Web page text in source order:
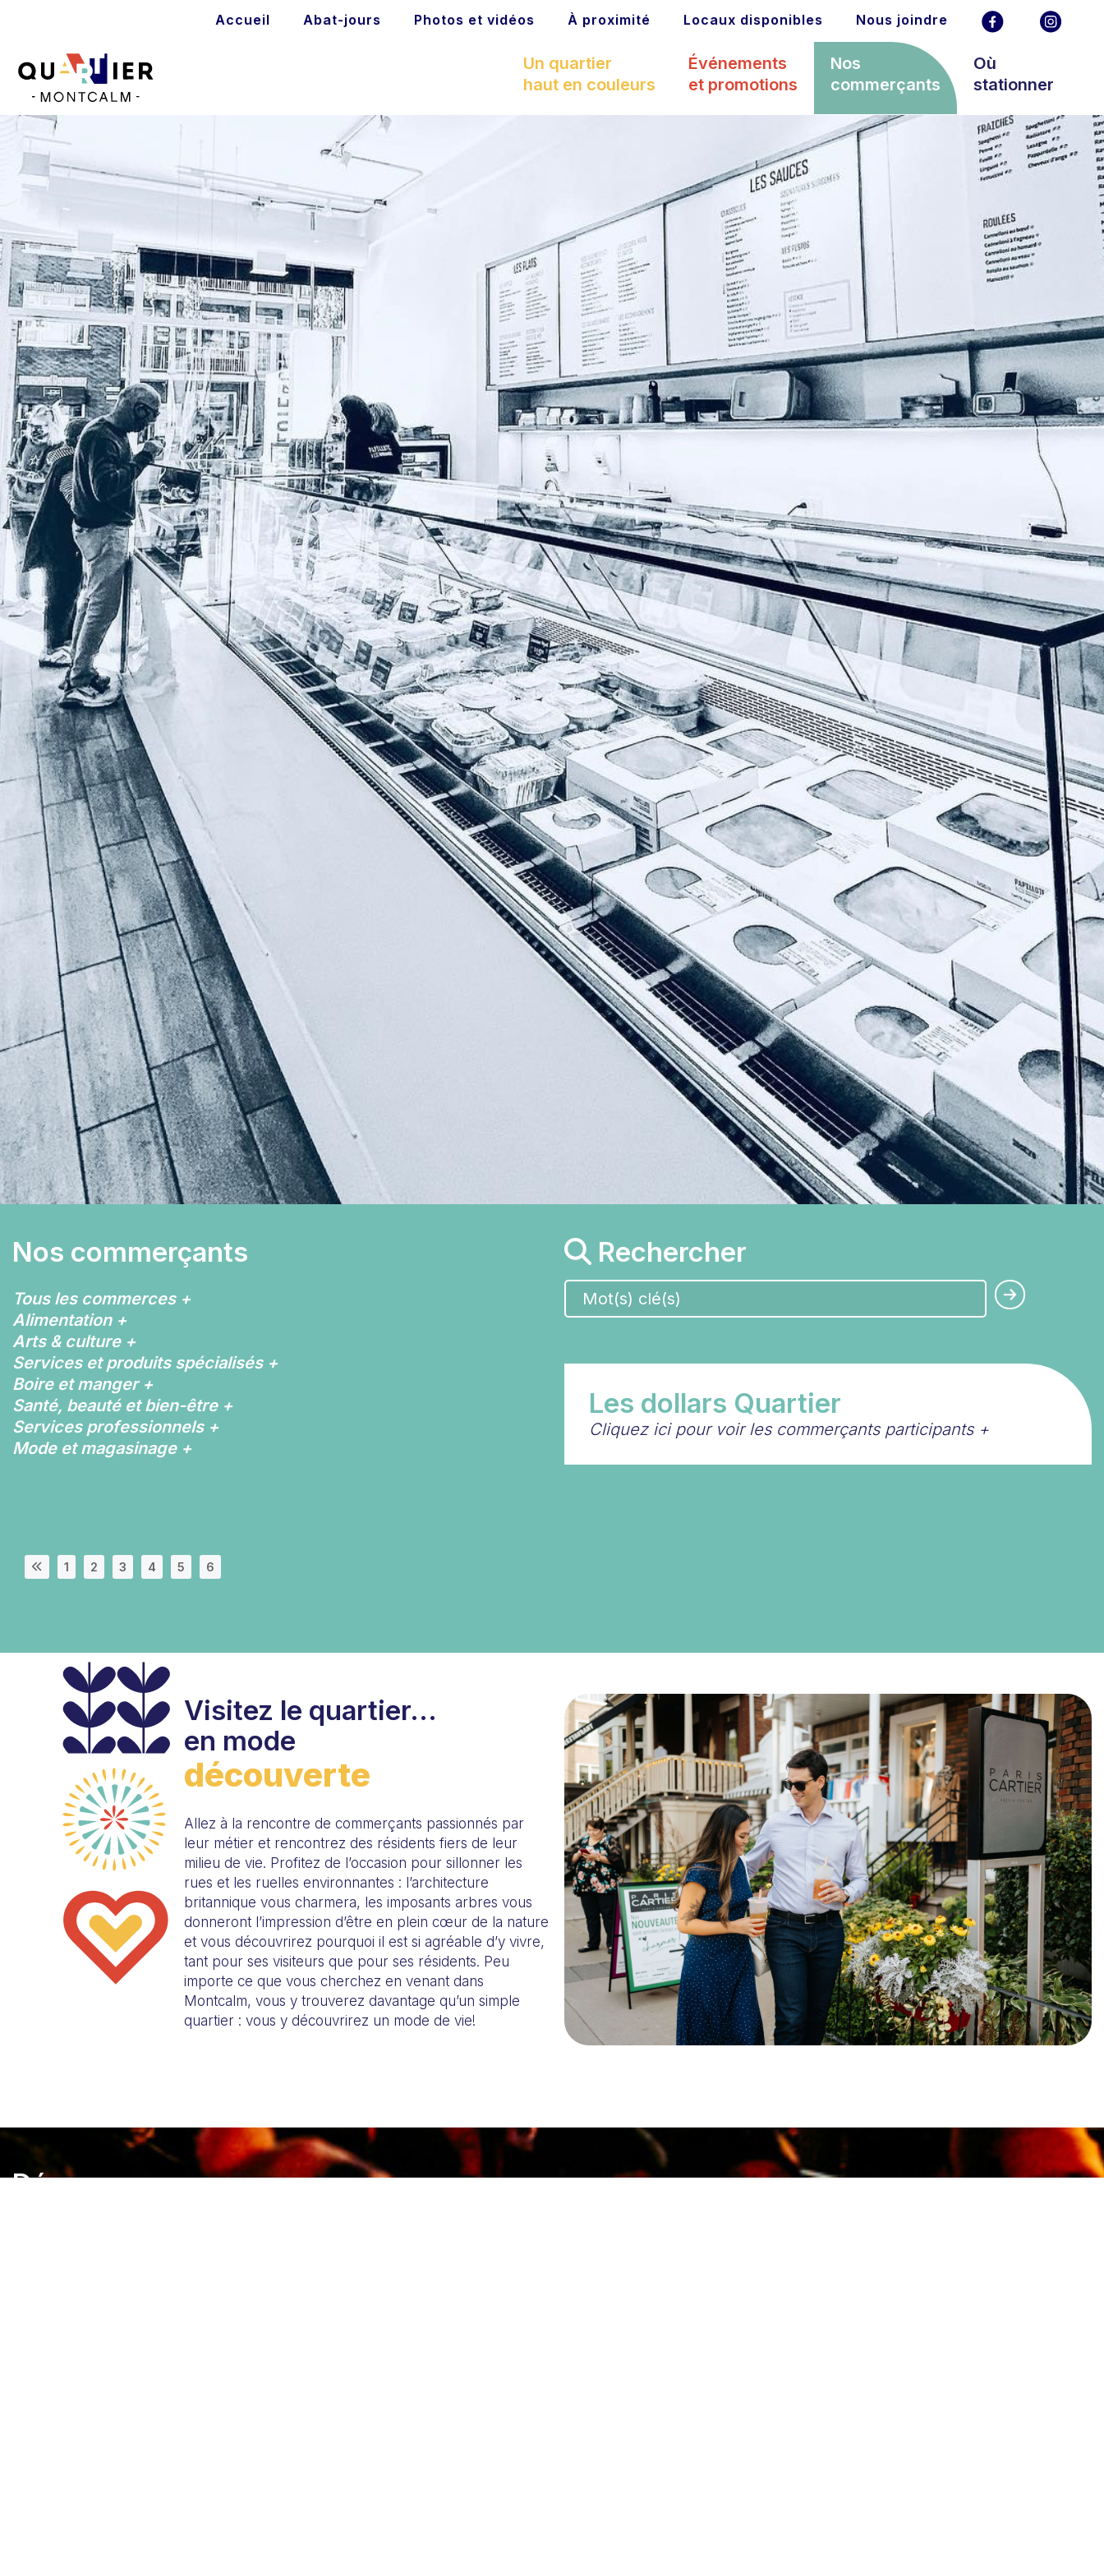
Accueil Abat-jours Photos et vidéos À proximité Locaux disponibles Nous joindre
Un quartier
haut en couleurs
Événements
et promotions
Nos
commerçants
Où
stationner
Nos commerçants
Tous les commerces +
Alimentation +
Arts & culture +
Services et produits spécialisés +
Boire et manger +
Santé, beauté et bien-être +
Services professionnels +
Mode et magasinage +
Rechercher
Les dollars Quartier
Cliquez ici pour voir les commerçants participants +
1 2 3 4 5 6
Visitez le quartier...
en mode
découverte
Allez à la rencontre de commerçants passionnés par
leur métier et rencontrez des résidents fiers de leur
milieu de vie. Profitez de l’occasion pour sillonner les
rues et les ruelles environnantes : l’architecture
britannique vous charmera, les imposants arbres vous
donneront l’impression d’être en plein cœur de la nature
et vous découvrirez pourquoi il est si agréable d’y vivre,
tant pour ses visiteurs que pour ses résidents. Peu
importe ce que vous cherchez en venant dans
Montcalm, vous y trouverez davantage qu’un simple
quartier : vous y découvrirez un mode de vie!
Découvrez